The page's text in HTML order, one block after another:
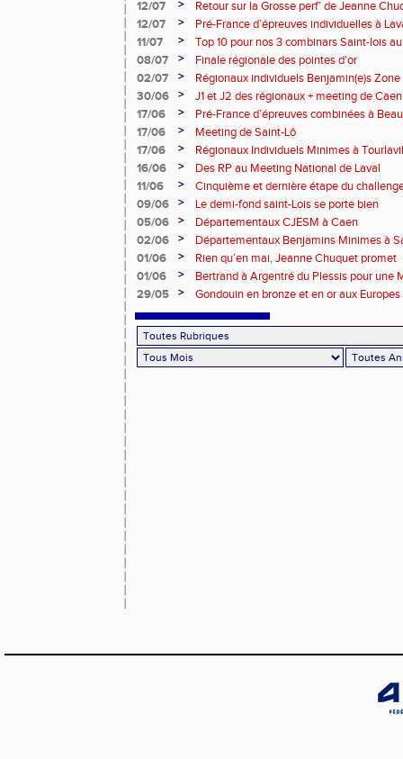
12/07
>
Retour sur la Grosse perf’ de Jeanne
de l’Est Lyonnais
12/07 >
Pré-France d’épreuves individuelles à
11/07
>
Top 10 pour nos 3 combinars Saint-lois
d'EC à Aix-en-Provence
08/07 >
Finale régionale des pointes d'or
02/07
>
Régionaux individuels Benjamin(e)s
30/06
>
J1 et J2 des régionaux + meeting de Caen
17/06
>
Pré-France d’épreuves combinées à
17/06
>
Meeting de Saint-Lô
17/06
>
Régionaux Individuels Minimes à
16/06
>
Des RP au Meeting National de Laval
11/06
>
Cinquième et dernière étape du
09/06
>
Le demi-fond saint-Lois se porte bien
05/06
>
Départementaux CJESM à Caen
02/06
>
Départementaux Benjamins Minimes à
01/06
>
Rien qu’en mai, Jeanne Chuquet promet
01/06
>
Bertrand à Argentré du Plessis pour une
29/05
> Gondouin en bronze et en or aux Europes